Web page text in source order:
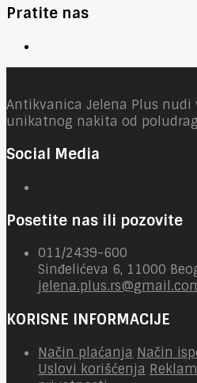
Pratite nas
Antikvanica Jelena Plus
unikatnog nakita od
Social Media
Posetite nas ili pozovite
011/2439-600
Sinđelićeva 6, 11000
KORISNE INFORMACIJE
Način plaćanja Način
Uslovi korišćenja